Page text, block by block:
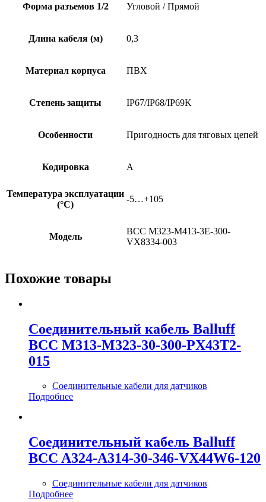
Форма разъемов 1/2 Угловой / Прямой
Длина кабеля (м) 0,3
Материал корпуса ПВХ
Степень защиты IP67/IP68/IP69K
Особенности Пригодность для тяговых цепей
Кодировка A
Температура эксплуатации
(°C)
-5…+105
Модель
BCC M323-M413-3E-300-
VX8334-003
Похожие товары
Соединительный кабель Balluff
BCC M313-M323-30-300-PX43T2-
015
Соединительные кабели для датчиков
Подробнее
Соединительный кабель Balluff
BCC A324-A314-30-346-VX44W6-120
Соединительные кабели для датчиков
Подробнее